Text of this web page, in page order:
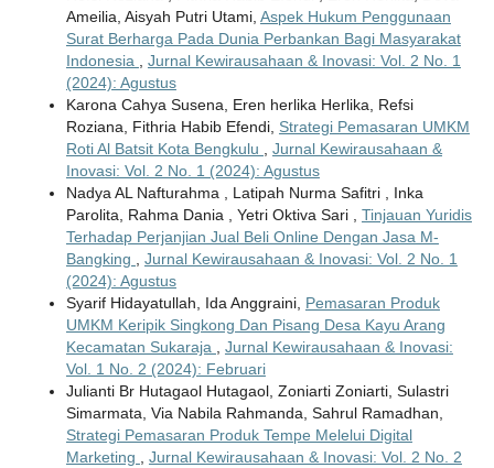
Ameilia, Aisyah Putri Utami, Aspek Hukum Penggunaan
Surat Berharga Pada Dunia Perbankan Bagi Masyarakat
Indonesia
Jurnal Kewirausahaan & Inovasi: Vol. 2 No. 1
(2024): Agustus
Karona Cahya Susena, Eren herlika Herlika, Refsi
Roziana, Fithria Habib Efendi, Strategi Pemasaran UMKM
Roti Al Batsit Kota Bengkulu
Jurnal Kewirausahaan &
Inovasi: Vol. 2 No. 1 (2024): Agustus
Nadya AL Nafturahma , Latipah Nurma Safitri , Inka
Parolita, Rahma Dania , Yetri Oktiva Sari , Tinjauan Yuridis
Terhadap Perjanjian Jual Beli Online Dengan Jasa M-
Bangking
Jurnal Kewirausahaan & Inovasi: Vol. 2 No. 1
(2024): Agustus
Syarif Hidayatullah, Ida Anggraini, Pemasaran Produk
UMKM Keripik Singkong Dan Pisang Desa Kayu Arang
Kecamatan Sukaraja
Jurnal Kewirausahaan & Inovasi:
Vol. 1 No. 2 (2024): Februari
Julianti Br Hutagaol Hutagaol, Zoniarti Zoniarti, Sulastri
Simarmata, Via Nabila Rahmanda, Sahrul Ramadhan,
Strategi Pemasaran Produk Tempe Melelui Digital
Marketing
Jurnal Kewirausahaan & Inovasi: Vol. 2 No. 2